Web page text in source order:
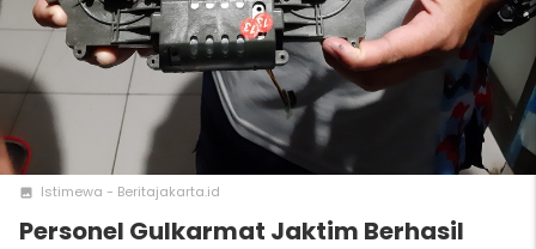
photo Istimewa - Beritajakarta.id
Personel Gulkarmat Jaktim Berhasil